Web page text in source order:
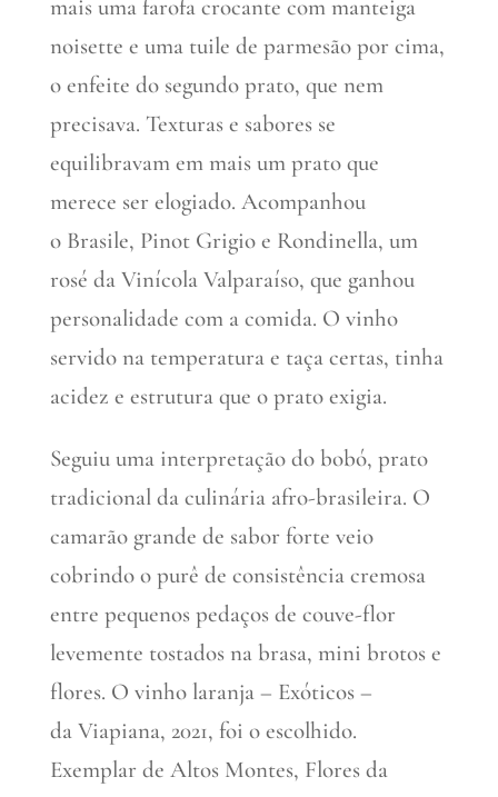
mais uma farofa crocante com manteiga
noisette e uma tuile de parmesão por cima,
o enfeite do segundo prato, que nem
precisava. Texturas e sabores se
equilibravam em mais um prato que
merece ser elogiado. Acompanhou
o Brasile, Pinot Grigio e Rondinella, um
rosé da Vinícola Valparaíso, que ganhou
personalidade com a comida. O vinho
servido na temperatura e taça certas, tinha
acidez e estrutura que o prato exigia.
Seguiu uma interpretação do bobó, prato
tradicional da culinária afro-brasileira. O
camarão grande de sabor forte veio
cobrindo o purê de consistência cremosa
entre pequenos pedaços de couve-flor
levemente tostados na brasa, mini brotos e
flores. O vinho laranja – Exóticos –
da Viapiana, 2021, foi o escolhido.
Exemplar de Altos Montes, Flores da